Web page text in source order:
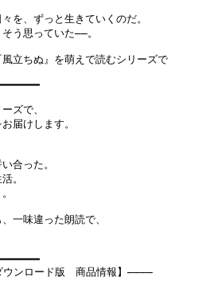
、ずっと生きていくのだ。
た――。
ちぬ』を萌えで読むシリーズで
ズで、
届けします。
合った。
。
一味違った朗読で、
ンロード版　商品情報】――――